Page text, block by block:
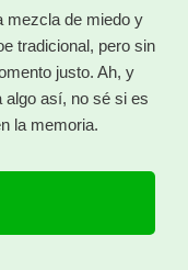
mezcla de miedo y
tradicional, pero sin
justo. Ah, y
algo así, no sé si es
la memoria.